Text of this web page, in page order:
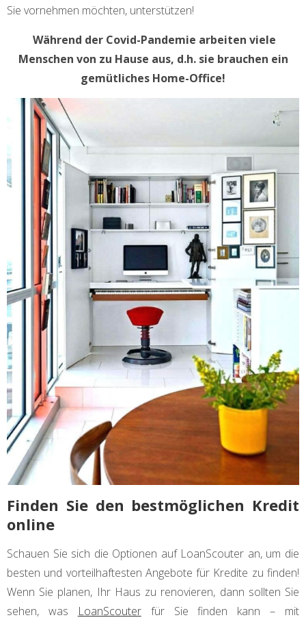
Sie vornehmen möchten, unterstützen!
Während der Covid-Pandemie arbeiten viele
Menschen von zu Hause aus, d.h. sie brauchen ein
gemütliches Home-Office!
Finden Sie den bestmöglichen Kredit
online
Schauen Sie sich die Optionen auf LoanScouter an, um die
besten und vorteilhaftesten Angebote für Kredite zu finden!
Wenn Sie planen, Ihr Haus zu renovieren, dann sollten Sie
sehen, was
LoanScouterfür Sie finden kann – mit